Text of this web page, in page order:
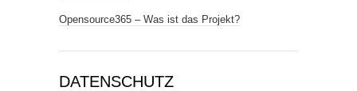
Opensource365 – Was ist das Projekt?
DATENSCHUTZ